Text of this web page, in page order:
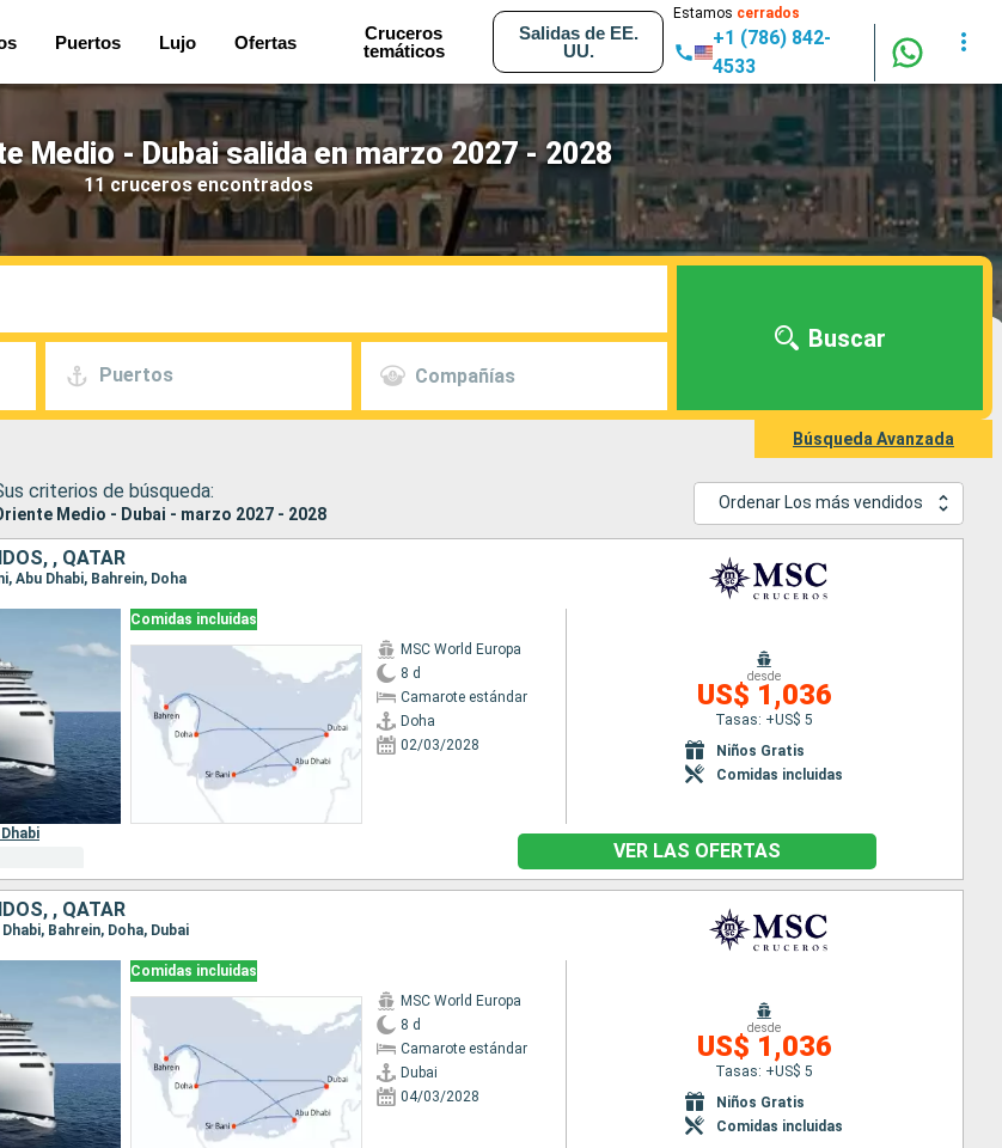
Puertos Lujo Ofertas
Cruceros
temáticos
Salidas de EE.
UU.
Estamos cerrados
+1 (786) 842-
4533
Medio - Dubai salida en marzo 2027 - 2028
11 cruceros encontrados
Puertos Compañías
Buscar
Búsqueda Avanzada
criterios de búsqueda:
Medio - Dubai - marzo 2027 - 2028
Ordenar Los más vendidos
, QATAR
Abu Dhabi, Bahrein, Doha
Comidas incluidas
MSC World Europa
8 d
Camarote estándar
Doha
02/03/2028
desde
US$ 1,036
Tasas: +US$ 5
Niños Gratis
Comidas incluidas
VER LAS OFERTAS
, QATAR
Bahrein, Doha, Dubai
Comidas incluidas
MSC World Europa
8 d
Camarote estándar
Dubai
04/03/2028
desde
US$ 1,036
Tasas: +US$ 5
Niños Gratis
Comidas incluidas